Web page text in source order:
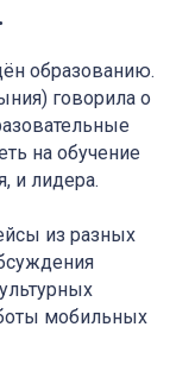
образованию.
говорила о
на обучение
и лидера.
из разных
мобильных